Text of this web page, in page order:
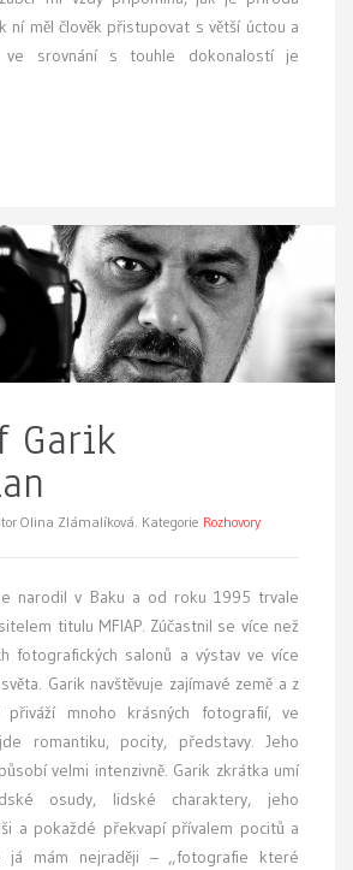
ní měl člověk přistupovat s větší úctou a
srovnání s touhle dokonalostí je
Garik
Olina Zlámalíková. Kategorie Rozhovory
narodil v Baku a od roku 1995 trvale
titulu MFIAP. Zúčastnil se více než
fotografických salonů a výstav ve více
Garik navštěvuje zajímavé země a z
mnoho krásných fotografií, ve
romantiku, pocity, představy. Jeho
velmi intenzivně. Garik zkrátka umí
osudy, lidské charaktery, jeho
a pokaždé překvapí přívalem pocitů a
já mám nejraději – „fotografie které